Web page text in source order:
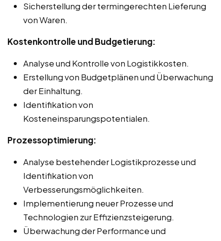
Sicherstellung der termingerechten Lieferung
von Waren.
Kostenkontrolle und Budgetierung:
Analyse und Kontrolle von Logistikkosten.
Erstellung von Budgetplänen und Überwachung
der Einhaltung.
Identifikation von
Kosteneinsparungspotentialen.
Prozessoptimierung:
Analyse bestehender Logistikprozesse und
Identifikation von
Verbesserungsmöglichkeiten.
Implementierung neuer Prozesse und
Technologien zur Effizienzsteigerung.
Überwachung der Performance und